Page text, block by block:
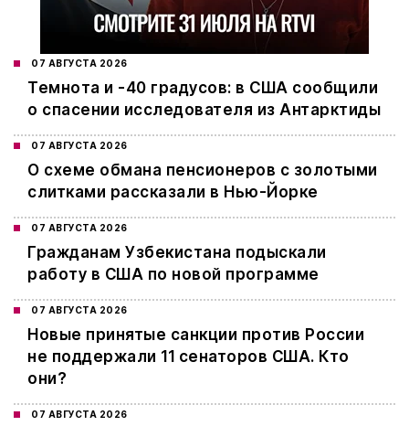
07 АВГУСТА 2026
Темнота и -40 градусов: в США сообщили
о спасении исследователя из Антарктиды
07 АВГУСТА 2026
О схеме обмана пенсионеров с золотыми
слитками рассказали в Нью-Йорке
07 АВГУСТА 2026
Гражданам Узбекистана подыскали
работу в США по новой программе
07 АВГУСТА 2026
Новые принятые санкции против России
не поддержали 11 сенаторов США. Кто
они?
07 АВГУСТА 2026